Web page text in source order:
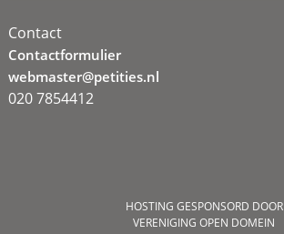
Contact
Contactformulier
webmaster@petities.nl
020 7854412
HOSTING GESPONSORD DOOR
VERENIGING OPEN DOMEIN